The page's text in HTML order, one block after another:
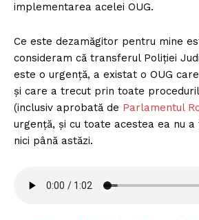
implementarea acelei OUG.
Ce este dezamăgitor pentru mine
consideram că transferul Poliției
este o urgență, a existat o OUG
și care a trecut prin toate
(inclusiv aprobată de Parlamentul
urgență, și cu toate acestea ea nu
nici până astăzi.